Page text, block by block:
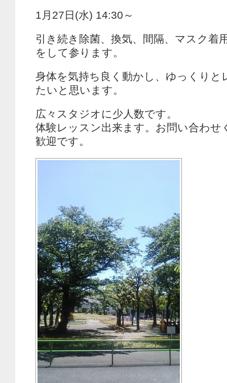
1月27日(水) 14:30～
引き続き除菌、換気、間隔、マスク着
をして参ります。
身体を気持ち良く動かし、ゆっくりと
たいと思います。
広々スタジオに少人数です。
体験レッスン出来ます。お問い合わせ
歓迎です。